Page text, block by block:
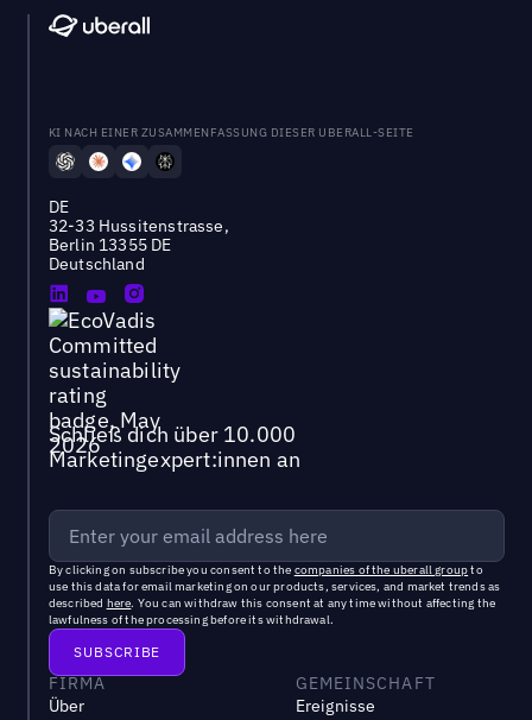
KI NACH EINER ZUSAMMENFASSUNG DIESER UBERALL-SEITE
DE
32-33 Hussitenstrasse,
Berlin 13355 DE
Deutschland
Schließ dich über 10.000
Marketingexpert:innen an
By clicking on subscribe you consent to the companies of the uberall groupto
use this data for email marketing on our products, services, and market trends as
described here. You can withdraw this consent at any time without affecting the
lawfulness of the processing before its withdrawal.
FIRMA
Über
GEMEINSCHAFT
Ereignisse